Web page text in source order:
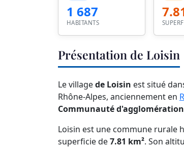
1 687
HABITANTS
Présentation de Loisin
Le villagede Loisin est situé
Rhône-Alpes, anciennement en
Communauté
Loisin est une commune rurale
superficie de7.81 km². Son